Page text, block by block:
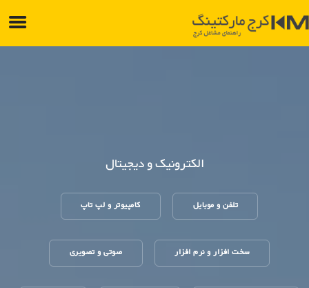
الکترونیک و دیجیتال
تلفن و موبایل کامپیوتر و لپ تاپ
سخت افزار و نرم افزار صوتی و تصویری